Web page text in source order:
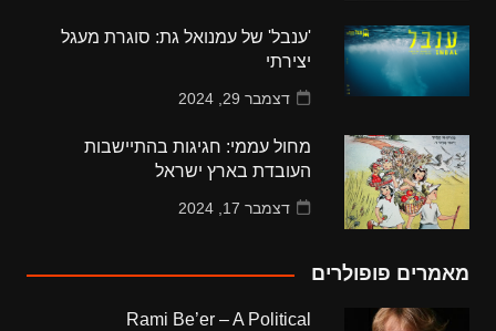
'ענבל' של עמנואל גת: סוגרת מעגל
יצירתי
דצמבר 29, 2024
מחול עממי: חגיגות בהתיישבות
העובדת בארץ ישראל
דצמבר 17, 2024
מאמרים פופולרים
Rami Be’er – A Political